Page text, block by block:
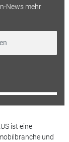
News mehr
ist eine
und